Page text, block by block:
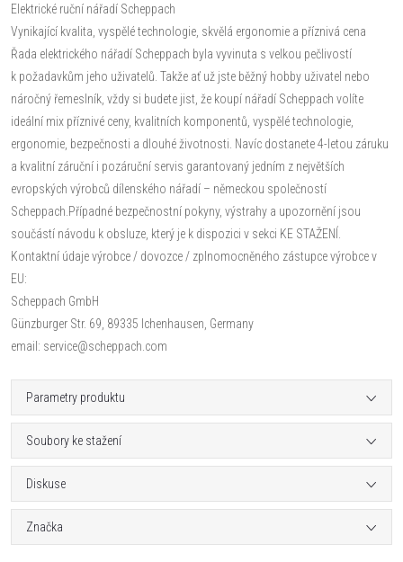
Elektrické ruční nářadí Scheppach
Vynikající kvalita, vyspělé technologie, skvělá ergonomie a příznivá cena
Řada elektrického nářadí Scheppach byla vyvinuta s velkou pečlivostí
k požadavkům jeho uživatelů. Takže ať už jste běžný hobby uživatel nebo
náročný řemeslník, vždy si budete jist, že koupí nářadí Scheppach volíte
ideální mix příznivé ceny, kvalitních komponentů, vyspělé technologie,
ergonomie, bezpečnosti a dlouhé životnosti. Navíc dostanete 4-letou záruku
a kvalitní záruční i pozáruční servis garantovaný jedním z největších
evropských výrobců dílenského nářadí – německou společností
Scheppach.Případné bezpečnostní pokyny, výstrahy a upozornění jsou
součástí návodu k obsluze, který je k dispozici v sekci KE STAŽENÍ.
Kontaktní údaje výrobce / dovozce / zplnomocněného zástupce výrobce v
EU:
Scheppach GmbH
Günzburger Str. 69, 89335 Ichenhausen, Germany
email: service@scheppach.com
Parametry produktu
Soubory ke stažení
Diskuse
Značka